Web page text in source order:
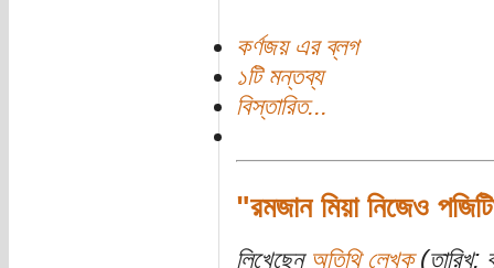
কর্ণজয় এর ব্লগ
১টি মন্তব্য
বিস্তারিত...
"রমজান মিয়া নিজেও
লিখেছেন অতিথি লেখক(তারিখ: